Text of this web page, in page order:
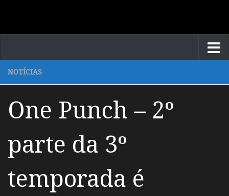
NOTÍCIAS
One Punch – 2º
parte da 3º
temporada é